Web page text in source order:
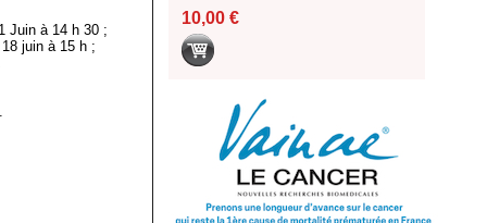
Juin à 14 h 30 ;
juin à 15 h ;
10,00 €